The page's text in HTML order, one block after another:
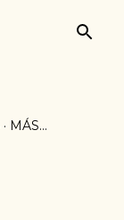
MÁS…